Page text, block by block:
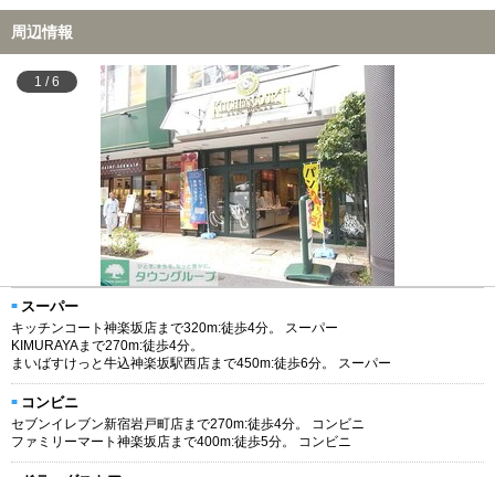
周辺情報
1 /6
スーパー
キッチンコート神楽坂店まで320m:徒歩4分。 スーパー
KIMURAYAまで270m:徒歩4分。
まいばすけっと牛込神楽坂駅西店まで450m:徒歩6分。 スーパー
コンビニ
セブンイレブン新宿岩戸町店まで270m:徒歩4分。 コンビニ
ファミリーマート神楽坂店まで400m:徒歩5分。 コンビニ